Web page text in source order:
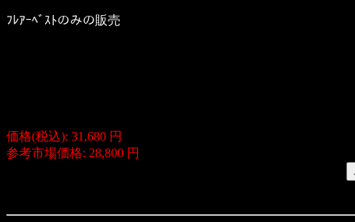
ﾌﾚｱｰﾍﾞｽﾄのみの販売
価格(税込): 31,680 円
参考市場価格: 28,800 円